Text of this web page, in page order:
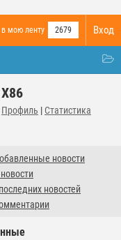
Вход
в мою ленту 2679
X86
Профиль | Статистика
новости
новостей